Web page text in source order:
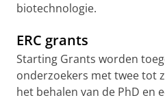
biotechnologie.
ERC grants
Starting Grants worden
onderzoekers met twee tot
het behalen van de PhD en